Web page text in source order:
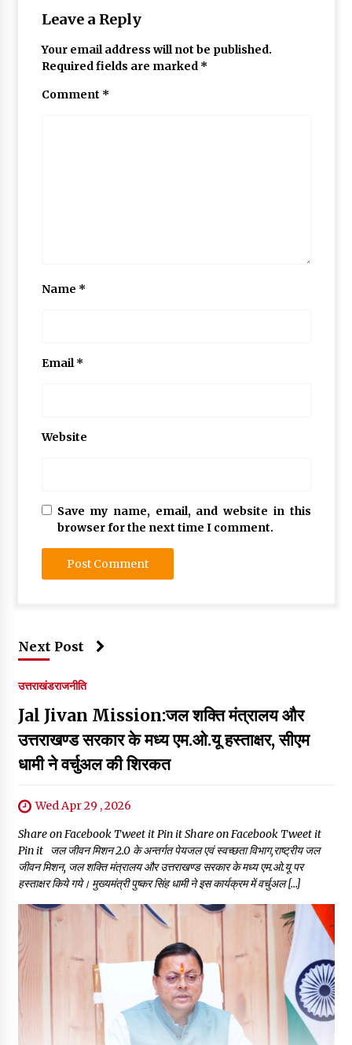
Leave a Reply
Your email address will not be published.
Required fields are marked *
Comment *
Name *
Email*
Website
Save my name, email, and website in this
browser for the next time I comment.
Next Post
उत्तराखंडराजनीति
Jal Jivan Mission:जल शक्ति मंत्रालय और
उत्तराखण्ड सरकार के मध्य एम.ओ.यू हस्ताक्षर, सीएम
धामी ने वर्चुअल की शिरकत
Wed Apr 29 , 2026
Share on Facebook Tweet it Pin it Share on Facebook Tweet it
Pin it जल जीवन मिशन 2.0 के अन्तर्गत पेयजल एवं स्वच्छता विभाग,राष्ट्रीय जल
जीवन मिशन, जल शक्ति मंत्रालय और उत्तराखण्ड सरकार के मध्य एम.ओ.यू पर
हस्ताक्षर किये गये। मुख्यमंत्री पुष्कर सिंह धामी ने इस कार्यक्रम में वर्चुअल […]